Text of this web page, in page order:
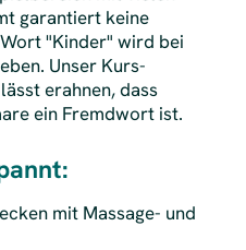
garantiert keine
"Kinder" wird bei
Unser Kurs-
erahnen, dass
ein Fremdwort ist.
mit Massage- und